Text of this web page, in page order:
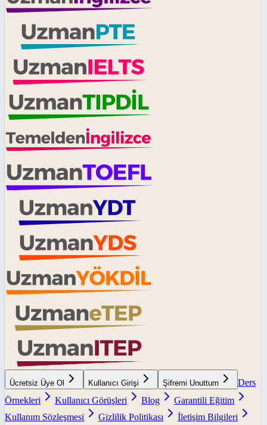
Ücretsiz Üye Ol Kullanıcı Girişi Şifremi Unuttum
Ders
Örnekleri
Kullanıcı Görüşleri Blog
Garantili Eğitim
Kullanım Sözleşmesi
Gizlilik Politikası
İletişim Bilgileri